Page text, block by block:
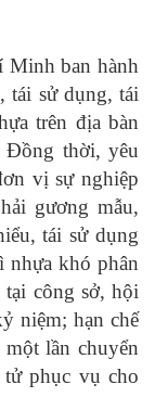
Minh ban hành
tái sử dụng, tái
trên địa bàn
Đồng thời, yêu
vị sự nghiệp
gương mẫu,
tái sử dụng
nhựa khó phân
công sở, hội
niệm; hạn chế
lần chuyển
tử phục vụ cho